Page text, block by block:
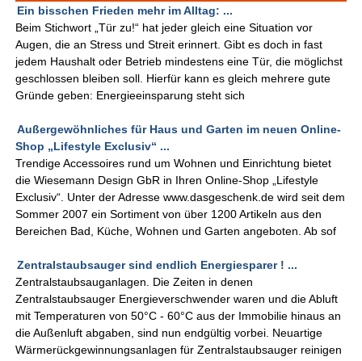
Ein bisschen Frieden mehr im Alltag: ...
Beim Stichwort „Tür zu!“ hat jeder gleich eine Situation vor
Augen, die an Stress und Streit erinnert. Gibt es doch in fast
jedem Haushalt oder Betrieb mindestens eine Tür, die möglichst
geschlossen bleiben soll. Hierfür kann es gleich mehrere gute
Gründe geben: Energieeinsparung steht sich
Außergewöhnliches für Haus und Garten im neuen Online-
Shop „Lifestyle Exclusiv“ ...
Trendige Accessoires rund um Wohnen und Einrichtung bietet
die Wiesemann Design GbR in Ihren Online-Shop „Lifestyle
Exclusiv“. Unter der Adresse www.dasgeschenk.de wird seit dem
Sommer 2007 ein Sortiment von über 1200 Artikeln aus den
Bereichen Bad, Küche, Wohnen und Garten angeboten. Ab sof
Zentralstaubsauger sind endlich Energiesparer ! ...
Zentralstaubsauganlagen. Die Zeiten in denen
Zentralstaubsauger Energieverschwender waren und die Abluft
mit Temperaturen von 50°C - 60°C aus der Immobilie hinaus an
die Außenluft abgaben, sind nun endgültig vorbei. Neuartige
Wärmerückgewinnungsanlagen für Zentralstaubsauger reinigen